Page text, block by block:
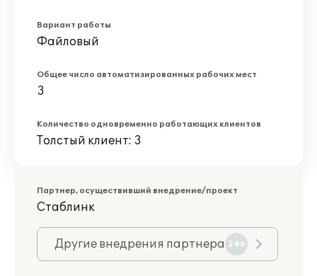
Вариант работы
Файловый
Общее число автоматизированных рабочих мест
3
Количество одновременно работающих клиентов
Толстый клиент: 3
Партнер, осуществивший внедрение/проект
Стаблинк
Другие внедрения партнера 246